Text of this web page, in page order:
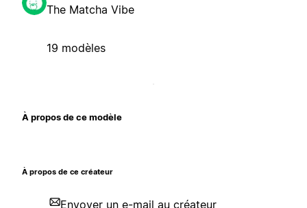
The Matcha Vibe
19 modèles
À propos de ce modèle
À propos de ce créateur
Envoyer un e-mail au créateur